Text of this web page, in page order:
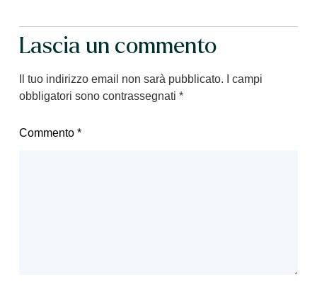
Lascia un commento
Il tuo indirizzo email non sarà pubblicato.
I campi
obbligatori sono contrassegnati *
Commento *